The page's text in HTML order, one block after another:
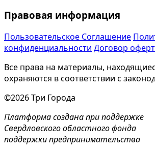
Правовая информация
Пользовательское Соглашение
конфиденциальности Договор
Все права на материалы,
охраняются в соответствии с
©2026 Три Города
Платформа создана при поддержке
Свердловского областного фонда
поддержки предпринимательства